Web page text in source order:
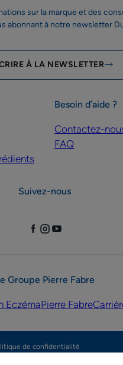
sur la marque et des
abonnant à notre newsletter
À LA NEWSLETTER
Besoin d’aide ?
Contactez-
FAQ
Suivez-nous
Groupe Pierre Fabre
EczémaPierre Fabre
de confidentialité